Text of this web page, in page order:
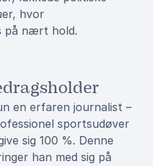
hvor
på nært hold.
en erfaren journalist –
sportsudøver
sig 100 %. Denne
han med sig på